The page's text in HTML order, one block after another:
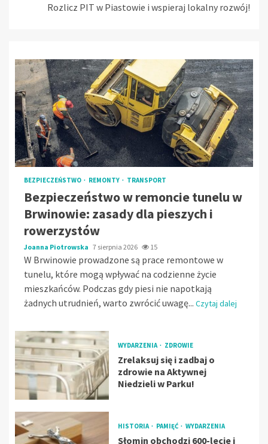
Rozlicz PIT w Piastowie i wspieraj lokalny rozwój!
BEZPIECZEŃSTWO REMONTY TRANSPORT
Bezpieczeństwo w remoncie tunelu w
Brwinowie: zasady dla pieszych i
rowerzystów
Joanna Piotrowska 7 sierpnia 2026 15
W Brwinowie prowadzone są prace remontowe w
tunelu, które mogą wpływać na codzienne życie
mieszkańców. Podczas gdy piesi nie napotkają
żadnych utrudnień, warto zwrócić uwagę... Czytaj dalej
WYDARZENIA ZDROWIE
Zrelaksuj się i zadbaj o
zdrowie na Aktywnej
Niedzieli w Parku!
HISTORIA PAMIĘĆ WYDARZENIA
Słomin obchodzi 600-lecie i